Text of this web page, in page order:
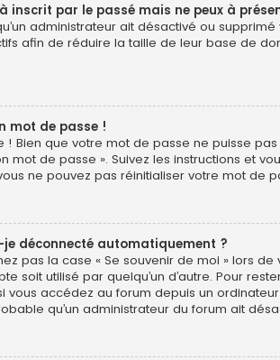
inscrit par le passé mais ne peux à
administrateur ait désactivé ou
afin de réduire la taille de leur base de
mot de passe !
! Bien que votre mot de passe ne puisse
mot de passe ». Suivez les instructions et
ne pouvez pas réinitialiser votre mot de
je déconnecté automatiquement ?
pas la case « Se souvenir de moi » lors
soit utilisé par quelqu’un d’autre. Pour
vous accédez au forum depuis un
qu’un administrateur du forum ait